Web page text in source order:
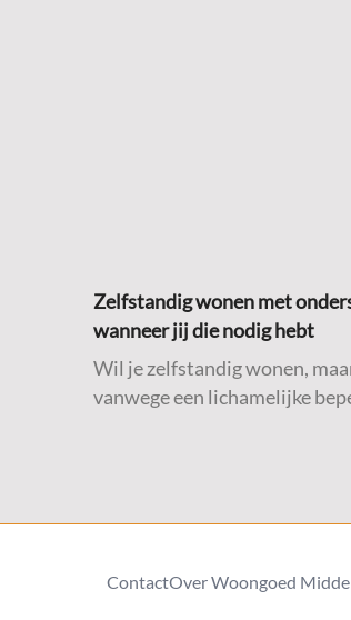
Zelfstandig wonen met
wanneer jij die nodig hebt
Wil je zelfstandig wonen,
vanwege een lichamelijke
ContactOver Woongoed